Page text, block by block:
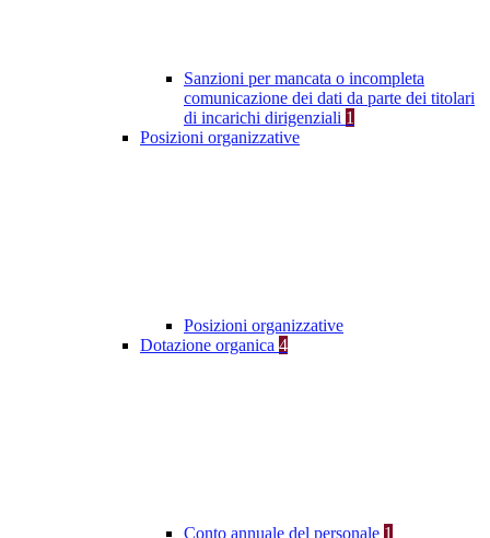
Sanzioni per mancata o incompleta
comunicazione dei dati da parte dei titolari
di incarichi dirigenziali 1
Posizioni organizzative
Posizioni organizzative
Dotazione organica 4
Conto annuale del personale 1